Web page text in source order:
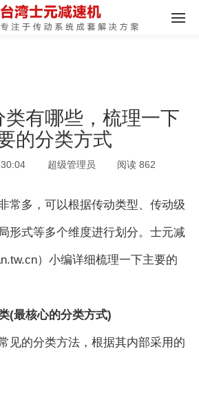
类有哪些，梳理一下
的分类方式
超级管理员 阅读 862
常多，可以根据传动类型、传动级
形式等多个维度进行划分。士元减
）小编详细梳理一下主要的
(最核心的分类方式)
见的分类方法，根据其内部采用的